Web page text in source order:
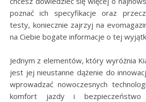
poznać ich specyfikacje oraz
testy, koniecznie zajrzyj na
na Ciebie bogate informacje o tej
Jednym z elementów, który wyróżnia
jest jej nieustanne dążenie do
wprowadzać nowoczesnych
komfort jazdy i bezpieczeństwo